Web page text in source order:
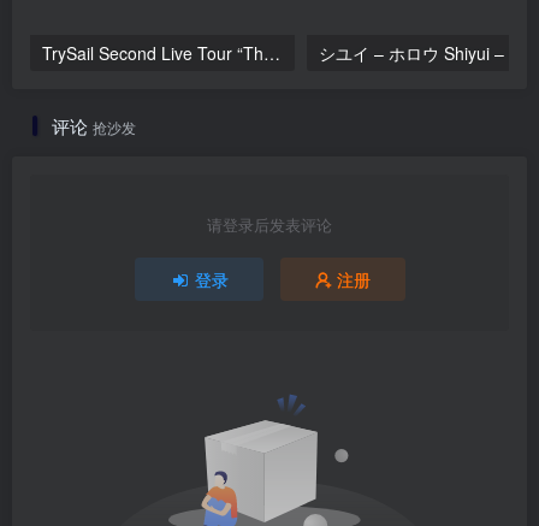
TrySail Second Live Tour “The Travels Of Trysail” 2018 1080p Hi10P flac《BDrip MKV 20.7G》
评论 抢沙发
请登录后发表评论
登录 注册